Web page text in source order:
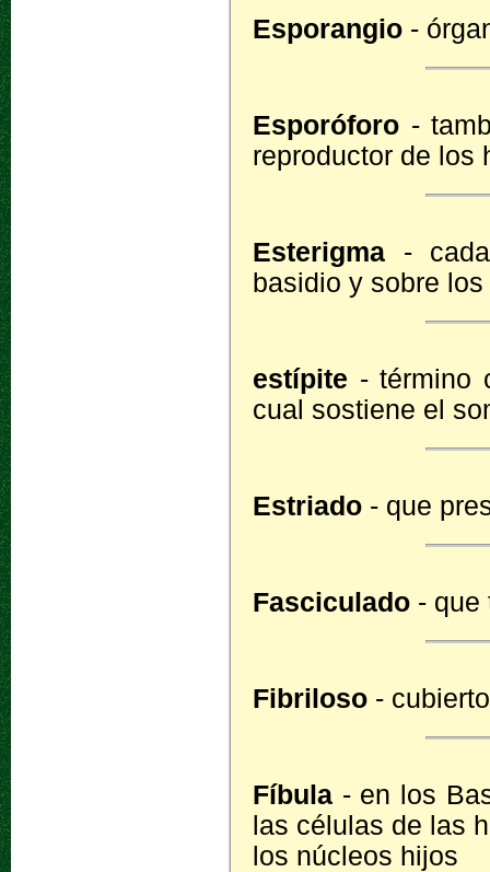
Esporangio -
Esporóforo -
reproductor de los
Esterigma -
basidio y sobre
estípite - término
cual sostiene el
Estriado - que
Fasciculado - que
Fibriloso -
Fíbula - en los
las células de las
los núcleos hijos